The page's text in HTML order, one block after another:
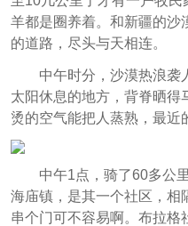
羊都是圈养着。和新疆的沙
的道路，尽头与天相连。
中午时分，沙漠热浪袭
太阳休息的地方，背脊晒得
烫的空气能把人蒸熟，最近
中午1点，骑了60多公
海庙镇，是其一个社区，相
串个门可不容易啊。布拉格